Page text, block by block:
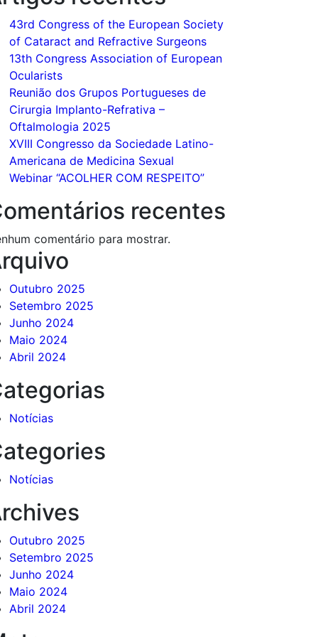
43rd Congress of the European Society
of Cataract and Refractive Surgeons
13th Congress Association of European
Ocularists
Reunião dos Grupos Portugueses de
Cirurgia Implanto-Refrativa –
Oftalmologia 2025
XVIII Congresso da Sociedade Latino-
Americana de Medicina Sexual
Webinar “ACOLHER COM RESPEITO”
recentes
comentário para mostrar.
Outubro 2025
Setembro 2025
Junho 2024
Maio 2024
Abril 2024
Notícias
Notícias
Outubro 2025
Setembro 2025
Junho 2024
Maio 2024
Abril 2024